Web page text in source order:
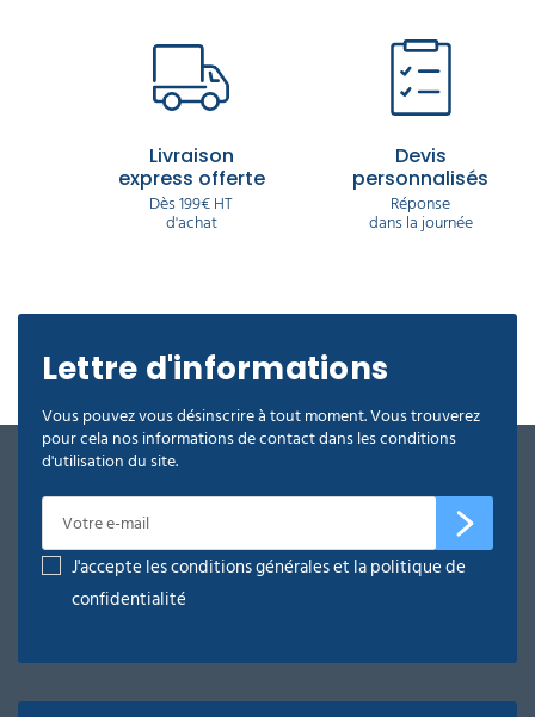
Livraison
express offerte
Dès 199€ HT
d'achat
Devis
personnalisés
Réponse
dans la journée
Lettre d'informations
Vous pouvez vous désinscrire à tout moment. Vous trouverez
pour cela nos informations de contact dans les conditions
d'utilisation du site.
J'accepte les conditions générales et la politique de
confidentialité